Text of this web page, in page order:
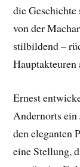
die
von der
stilbildend –
Hauptakteuren
Ernest
Andernorts
den eleganten
eine Stellung,